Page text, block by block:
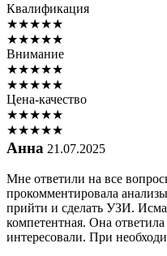
Квалификация
★★★★★
★★★★★
Внимание
★★★★★
★★★★★
Цена-качество
★★★★★
★★★★★
Анна 21.07.2025
Мне ответили на все
прокомментировала
прийти и сделать УЗИ.
компетентная. Она
интересовали. При